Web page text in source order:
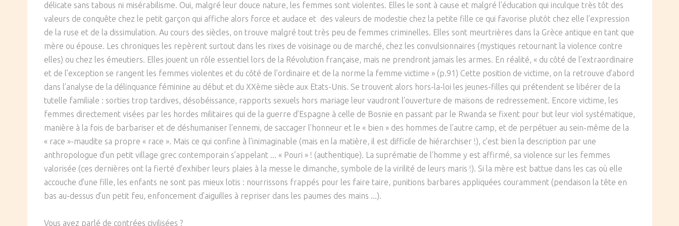
Violence / Maltraitance
Agression Sexuelle
Délinquance
Banlieue
Protection De L'enfance
Accueil – Placement
Psychanalyse
Psychiatrie
Psychologie
Sexualité
Sociologie
SOCIÉTÉ
Droit
Économie / Emploi
Justice
Politique
Religion
Scolarité
CULTURE
Romans / Médias
délicate sans tabous ni misérabilisme. Oui, malgré leur douce nature, les femmes sont violentes. Elles le sont à cause et malgré l’éducation qui inculque très tôt des
valeurs de conquête chez le petit garçon qui affiche alors force et audace et des valeurs de modestie chez la petite fille ce qui favorise plutôt chez elle l’expression
de la ruse et de la dissimulation. Au cours des siècles, on trouve malgré tout très peu de femmes criminelles. Elles sont meurtrières dans la Grèce antique en tant que
mère ou épouse. Les chroniques les repèrent surtout dans les rixes de voisinage ou de marché, chez les convulsionnaires (mystiques retournant la violence contre
elles) ou chez les émeutiers. Elles jouent un rôle essentiel lors de la Révolution française, mais ne prendront jamais les armes. En réalité, « du côté de l’extraordinaire
et de l’exception se rangent les femmes violentes et du côté de l’ordinaire et de la norme la femme victime » (p.91) Cette position de victime, on la retrouve d’abord
dans l’analyse de la délinquance féminine au début et du XXème siècle aux Etats-Unis. Se trouvent alors hors-la-loi les jeunes-filles qui prétendent se libérer de la
tutelle familiale : sorties trop tardives, désobéissance, rapports sexuels hors mariage leur vaudront l’ouverture de maisons de redressement. Encore victime, les
femmes directement visées par les hordes militaires qui de la guerre d’Espagne à celle de Bosnie en passant par le Rwanda se fixent pour but leur viol systématique,
manière à la fois de barbariser et de déshumaniser l’ennemi, de saccager l’honneur et le « bien » des hommes de l’autre camp, et de perpétuer au sein-même de la
« race »-maudite sa propre « race ». Mais ce qui confine à l’inimaginable (mais en la matière, il est difficile de hiérarchiser !), c’est bien la description par une
anthropologue d’un petit village grec contemporain s’appelant ... « Pouri » ! (authentique). La suprématie de l’homme y est affirmé, sa violence sur les femmes
valorisée (ces dernières ont la fierté d’exhiber leurs plaies à la messe le dimanche, symbole de la virilité de leurs maris !). Si la mère est battue dans les cas où elle
accouche d’une fille, les enfants ne sont pas mieux lotis : nourrissons frappés pour les faire taire, punitions barbares appliquées couramment (pendaison la tête en
bas au-dessus d’un petit feu, enfoncement d’aiguilles à repriser dans les paumes des mains ...).
Vous avez parlé de contrées civilisées ?